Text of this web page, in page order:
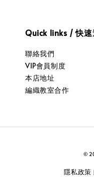
Quick links / 快速
聯絡我們
VIP會員制度
本店地址
編織教室合作
©
隱私政策